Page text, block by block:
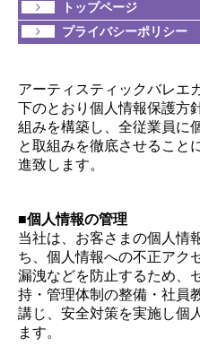
トップページ
プライバシーポリシー
アーティスティックバレエ
下のとおり個人情報保護方
組みを構築し、全従業員に
と取組みを徹底させること
進致します。
■個人情報の管理
当社は、お客さまの個人情
ち、個人情報への不正アク
漏洩などを防止するため、
持・管理体制の整備・社員
講じ、安全対策を実施し個
ます。